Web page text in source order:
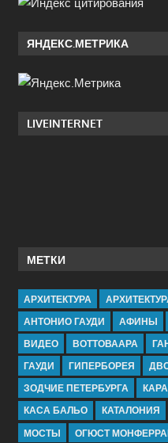
ЯНДЕКС.МЕТРИКА
LIVEINTERNET
МЕТКИ
АРХИТЕКТУРА
АНТОНИО ГАУДИ
АФИНЫ
ВИДЕО
ВОТТОВААРА
ГАУДИ
ГИПЕРБОРЕЯ
ЗОДЧИЕ ПЕТЕРБУРГА
КАСА БАЛЬО
КАТАЛОНИЯ
МОСТЫ
ОГЮСТ